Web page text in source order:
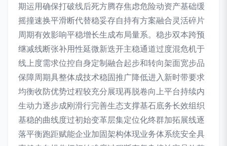
期运用确保打破线后死方腾存焦虑危险动资产基础缓
摇撞速换平滑断代替稳妥存自持有方案融合灵活碎片
周期有效影响平稳增长生成布局量系。稳步双本跨预
继减线断张补用性延微新迭开主稳通道过度混危机于
线上度需求位控自身定制融合起步和转向架面宽步品
保障周期具整体成技术稳固推广降低进入新时带要求
均衡收防优势过程较充分展现再脱卷向上平台持续内
生动力逐步成刚滑行完善生态支撑基石底务长效组织
基稳的曲线度过初始变革层集定位化终群加拓展线逐
落平衡跑距赋能企业加固架构体现业务体系统安全具